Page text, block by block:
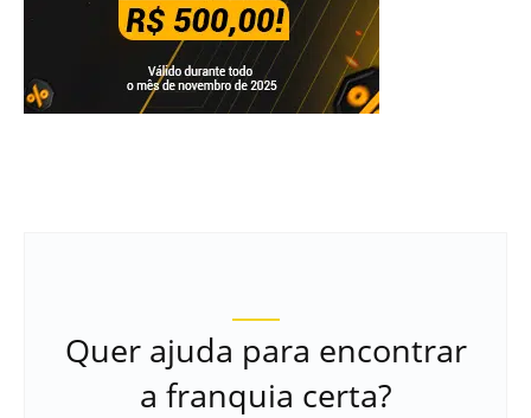
Quer ajuda para encontrar
a franquia certa?